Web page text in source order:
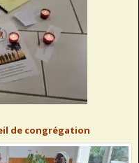
de congrégation